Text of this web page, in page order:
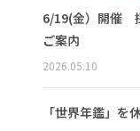
6/19(金）開催
ご案内
2026.05.10
「世界年鑑」を